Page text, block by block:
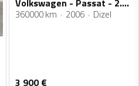
Volkswagen - Passat - 2.0 TDI
360000 km 2006 Dizel
3 900€